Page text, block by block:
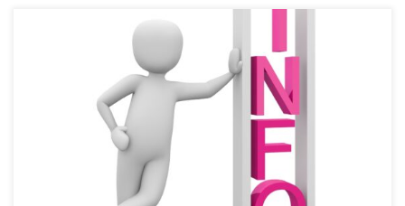
Unterrichtsbeginn am Montag für die Klassen 6-JS2 ist um 8:30 Uhr.
Unsere neuen Fünfer beginnen am Dienstag gemeinsam im
Schaffnerhaus. Durch die Umstellung von Webuntis auf das
Programm „Schulmanager“ sind in den ersten Wochen die
Anzeigen für die Stundenpläne über die „Untis-App“ nicht ganz
verlässlich (Sport, Religion, die Profile und […]